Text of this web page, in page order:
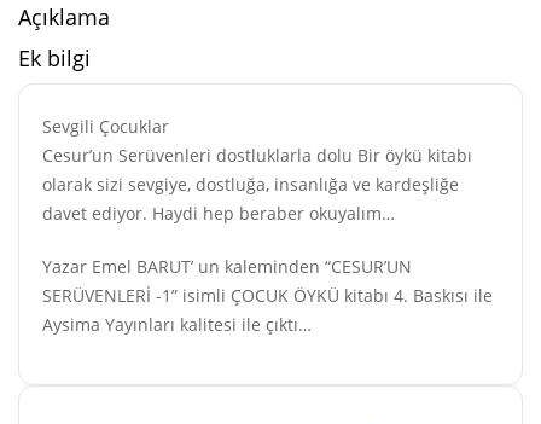
Açıklama
Ek bilgi
Sevgili Çocuklar
Cesur’un Serüvenleri dostluklarla dolu Bir öykü kitabı
olarak sizi sevgiye, dostluğa, insanlığa ve kardeşliğe
davet ediyor. Haydi hep beraber okuyalım…
Yazar Emel BARUT’ un kaleminden “CESUR’UN
SERÜVENLERİ -1” isimli ÇOCUK ÖYKÜ kitabı 4. Baskısı ile
Aysima Yayınları kalitesi ile çıktı…